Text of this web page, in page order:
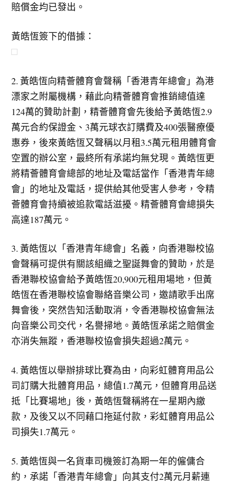
賠償金均已發出。
黃皓恆簽下的借據：
2. 黃皓恆向精薈體育會聲稱「香港青年總會」為港
漂家之附屬機構，藉此向精薈體育會推銷總值達
124萬的贊助計劃，精薈體育會先後給予黃皓恆2.9
萬元合約保證金、3萬元球衣訂購費及400張醫療優
惠券，後來黃皓恆又聲稱以月租3.5萬元租用體育會
空置的辦公室，最終所有承諾均無兌現。黃皓恆更
將精薈體育會總部的地址及電話當作「香港青年總
會」的地址及電話，提供給其他受害人參考，令精
薈體育會持續被追款電話滋擾。精薈體育會總損失
高達187萬元。
3. 黃皓恆以「香港青年總會」名義，向香港聯校協
會聲稱可提供有關該組織之聖誕舞會的贊助，於是
香港聯校協會給予黃皓恆20,900元租用場地，但黃
皓恆在香港聯校協會聯絡音樂公司，邀請歌手出席
舞會後，突然告知活動取消，令香港聯校協會無法
向音樂公司交代，名譽掃地。黃皓恆承諾之賠償金
亦消失無蹤，香港聯校協會損失超過2萬元。
4. 黃皓恆以舉辦排球比賽為由，向彩虹體育用品公
司訂購大批體育用品，總值1.7萬元，但體育用品送
抵「比賽場地」後，黃皓恆聲稱將在一星期內繳
款，及後又以不同藉口拖延付款，彩虹體育用品公
司損失1.7萬元。
5. 黃皓恆與一名貨車司機簽訂為期一年的僱傭合
約，承諾「香港青年總會」向其支付2萬元月薪連